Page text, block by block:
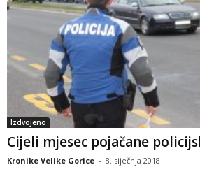
Izdvojeno
Cijeli mjesec pojačane
Kronike Velike Gorice - 8. siječnja 2018